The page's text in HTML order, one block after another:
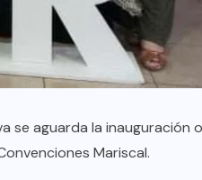
se aguarda la inauguración
Mariscal.